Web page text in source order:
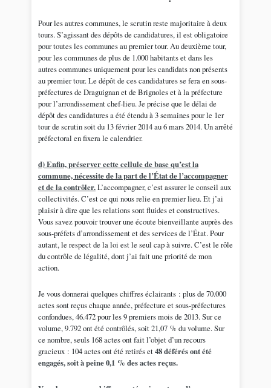
Pour les autres communes, le scrutin reste majoritaire à deux
tours. S’agissant des dépôts de candidatures, il est obligatoire
pour toutes les communes au premier tour. Au deuxième tour,
pour les communes de plus de 1.000 habitants et dans les
autres communes uniquement pour les candidats non présents
au premier tour. Le dépôt de ces candidatures se fera en sous-
préfectures de Draguignan et de Brignoles et à la préfecture
pour l’arrondissement chef-lieu. Je précise que le délai de
dépôt des candidatures a été étendu à 3 semaines pour le 1er
tour de scrutin soit du 13 février 2014 au 6 mars 2014. Un arrêté
préfectoral en fixera le calendrier.
d) Enfin, préserver cette cellule de base qu’est la
commune, nécessite de la part de l’État de l’accompagner
et de la contrôler.L’accompagner, c’est assurer le conseil aux
collectivités. C’est ce qui nous relie en premier lieu. Et j’ai
plaisir à dire que les relations sont fluides et constructives.
Vous savez pouvoir trouver une écoute bienveillante auprès des
sous-préfets d’arrondissement et des services de l’État. Pour
autant, le respect de la loi est le seul cap à suivre. C’est le rôle
du contrôle de légalité, dont j’ai fait une priorité de mon
action.
Je vous donnerai quelques chiffres éclairants : plus de 70.000
actes sont reçus chaque année, préfecture et sous-préfectures
confondues, 46.472 pour les 9 premiers mois de 2013. Sur ce
volume, 9.792 ont été contrôlés, soit 21,07 % du volume. Sur
ce nombre, seuls 168 actes ont fait l’objet d’un recours
gracieux : 104 actes ont été retirés et48 déférés ont été
engagés, soit à peine 0,1 % des actes reçus.